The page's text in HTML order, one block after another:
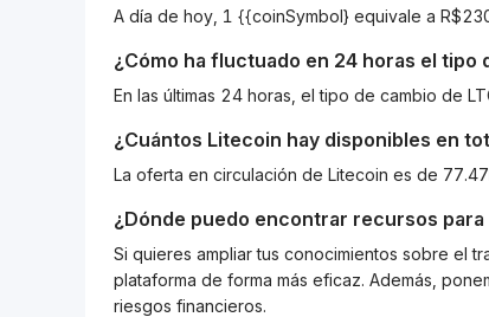
A día de hoy, 1 {{coinSymbol} equivale a
¿Cómo ha fluctuado en 24 horas el tipo
En las últimas 24 horas, el tipo de cambio de
¿Cuántos Litecoin hay disponibles en
La oferta en circulación de Litecoin es de
¿Dónde puedo encontrar recursos
Si quieres ampliar tus conocimientos sobre el
plataforma de forma más eficaz. Además,
riesgos financieros.